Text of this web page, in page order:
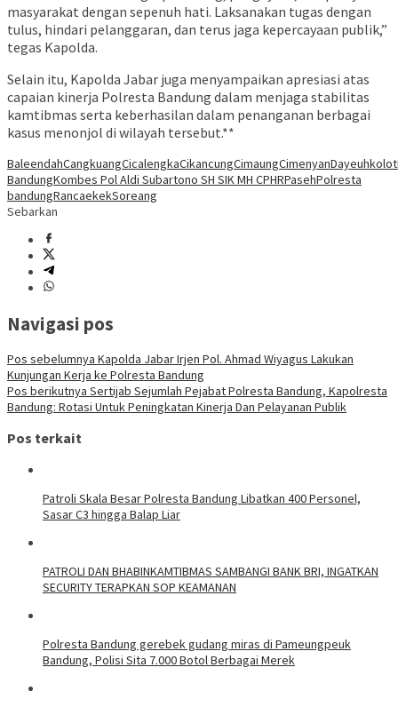
masyarakat dengan sepenuh hati. Laksanakan tugas dengan
tulus, hindari pelanggaran, dan terus jaga kepercayaan publik,”
tegas Kapolda.
Selain itu, Kapolda Jabar juga menyampaikan apresiasi atas
capaian kinerja Polresta Bandung dalam menjaga stabilitas
kamtibmas serta keberhasilan dalam penanganan berbagai
kasus menonjol di wilayah tersebut.**
BaleendahCangkuangCicalengkaCikancungCimaungCimenyanDayeuhkolot
BandungKombes Pol Aldi Subartono SH SIK MH CPHRPasehPolresta
bandungRancaekekSoreang
Sebarkan
Navigasi pos
Pos sebelumnya Kapolda Jabar Irjen Pol. Ahmad Wiyagus Lakukan
Kunjungan Kerja ke Polresta Bandung
Pos berikutnya Sertijab Sejumlah Pejabat Polresta Bandung, Kapolresta
Bandung: Rotasi Untuk Peningkatan Kinerja Dan Pelayanan Publik
Pos terkait
Patroli Skala Besar Polresta Bandung Libatkan 400 Personel,
Sasar C3 hingga Balap Liar
‎PATROLI DAN BHABINKAMTIBMAS SAMBANGI BANK BRI, INGATKAN
SECURITY TERAPKAN SOP KEAMANAN
Polresta Bandung gerebek gudang miras di Pameungpeuk
Bandung, Polisi Sita 7.000 Botol Berbagai Merek